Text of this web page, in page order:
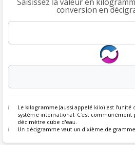
conversion en
Le kilogramme (aussi appelé kilo) est l'unité
système international. C'est communément
décimètre cube d'eau.
Un décigramme vaut un dixième de